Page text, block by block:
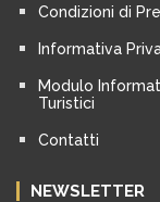
Condizioni di
Informativa
Modulo
Turistici
Contatti
NEWSLETTER